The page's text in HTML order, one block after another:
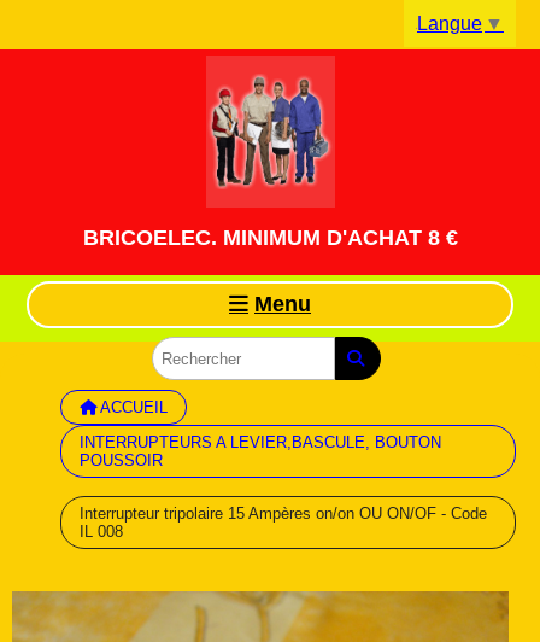
BRICOELEC. MINIMUM D'ACHAT 8 €
Menu
ACCUEIL
INTERRUPTEURS A LEVIER,BASCULE, BOUTON
POUSSOIR
Interrupteur tripolaire 15 Ampères on/on OU ON/OF - Code
IL 008
Langue ▼